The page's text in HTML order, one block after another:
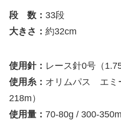
段 数： 33段
大きさ： 約32cm
使用針： レース針0号（
使用糸： オリムパス エミ
218m）
使用量： 70-80g / 300-350m